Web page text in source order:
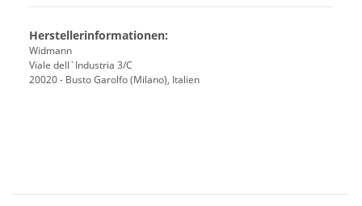
Herstellerinformationen:
Widmann
Viale dell`Industria 3/C
20020 - Busto Garolfo (Milano), Italien